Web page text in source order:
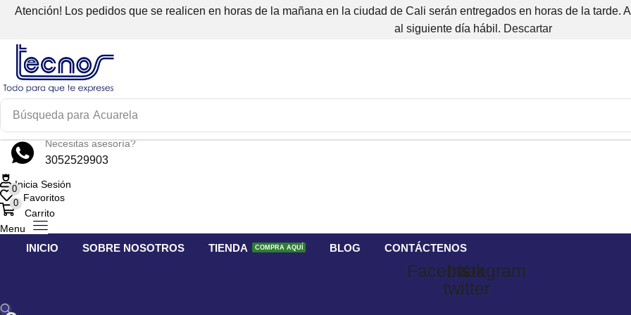
Atención! Los pedidos que se realicen en horas de la mañana en la ciudad de Cali serán entregados en horas de la tarde.
al siguiente día hábil. Descartar
Búsqueda para Acuarela
Necesitas asesoría?
3052529903
Inicia Sesión
0
Favoritos
0
Carrito
Menu
INICIO SOBRE NOSOTROS TIENDA COMPRA AQUÍ BLOG CONTÁCTENOS
Facebook
X-
twitter
Instagram